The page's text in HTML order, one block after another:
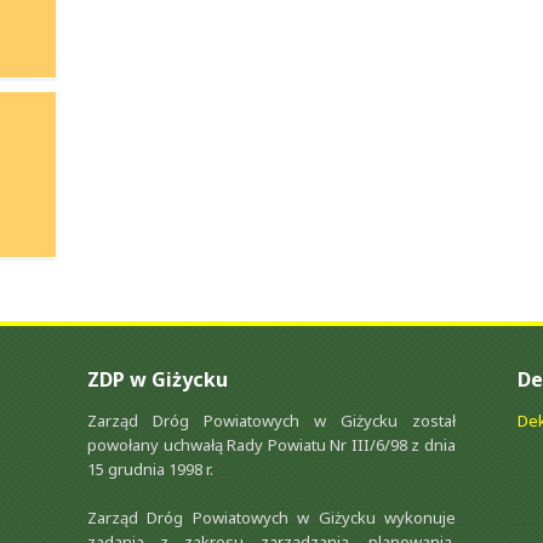
ZDP w Giżycku
Zarząd Dróg Powiatowych w Giżycku został
powołany uchwałą Rady Powiatu Nr III/6/98 z dnia
15 grudnia 1998 r.
Zarząd Dróg Powiatowych w Giżycku wykonuje